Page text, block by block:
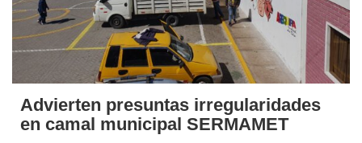
Advierten presuntas irregularidades
en camal municipal SERMAMET